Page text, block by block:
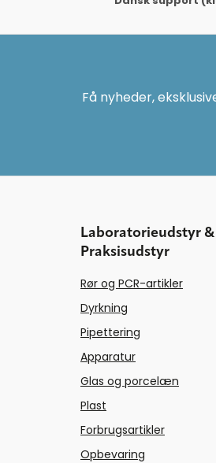
Få nyheder,
Laboratorieudstyr &
Praksisudstyr
Rør og PCR-artikler
Dyrkning
Pipettering
Apparatur
Glas og porcelæn
Plast
Forbrugsartikler
Opbevaring